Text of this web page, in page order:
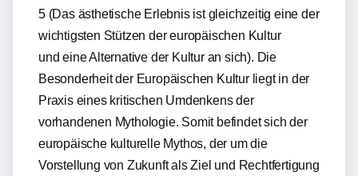
5 (Das ästhetische Erlebnis ist gleichzeitig eine der
wichtigsten Stützen der europäischen Kultur
und eine Alternative der Kultur an sich). Die
Besonderheit der Europäischen Kultur liegt in der
Praxis eines kritischen Umdenkens der
vorhandenen Mythologie. Somit befindet sich der
europäische kulturelle Mythos, der um die
Vorstellung von Zukunft als Ziel und Rechtfertigung